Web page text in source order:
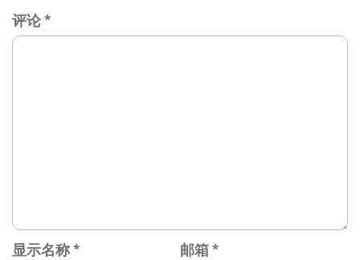
评论*
显示名称* 邮箱*